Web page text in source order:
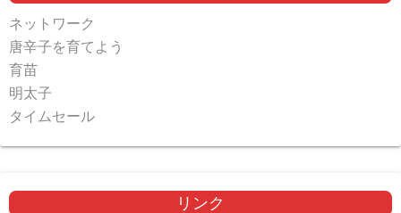
ネットワーク
唐辛子を育てよう
育苗
明太子
タイムセール
リンク